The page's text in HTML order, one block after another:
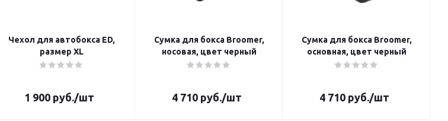
Чехол для автобокса ED,
размер XL
1 900 руб./шт
Сумка для бокса Broomer,
носовая, цвет черный
4 710 руб./шт
Сумка для бокса Broomer,
основная, цвет черный
4 710 руб./шт